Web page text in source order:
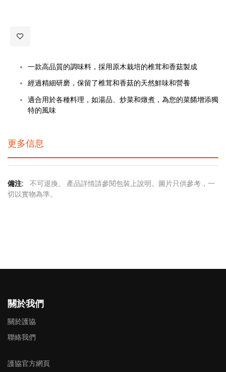
一款高品質的調味料，採用原木栽培的椎茸和香菇製成
經過精細研磨，保留了椎茸和香菇的天然鮮味和營養
適合用於各種料理，如湯品、炒菜和燉煮，為您的菜餚增添獨
特的風味
更多信息
更
多
不可退換。 產品詳情請參閱包裝上說明。圖片只供參考，一
切以實物為準。
關於我們
關於護協
聯絡我們
護協官方網頁